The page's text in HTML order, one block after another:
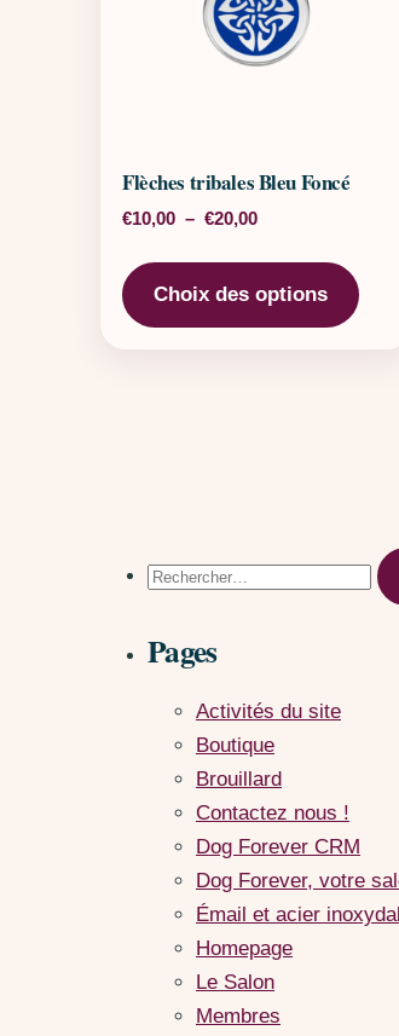
Flèches tribales Bleu Foncé
€10,00 – €20,00Plage de prix :
Choix des options
Ce
Rechercher :
Pages
Activités du site
Boutique
Brouillard
Contactez nous !
Dog Forever CRM
Dog Forever, votre
Émail et acier
Homepage
Le Salon
Membres